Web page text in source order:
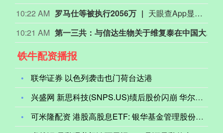
10:22 AM 罗马仕等被执行2056万
天眼查App显示，近日，深圳罗马仕科技有限公司等新增一则被执行人信息，执行标的2056万余元，执行法院为深圳市福田区人民法院。该公司成立于2012年3月，法定代表人为雷秀容，注册资本600万人民币。
10:21 AM
第一三共：与信达生物关于维复泰在中国大陆达成商业化合作
铁牛配资播报
联华证券 以色列袭击也门荷台达港
兴盛网 新思科技(SNPS.US)绩后股价闪崩 华尔街分析师
可米隆配资 港股高股息ETF: 银华基金管理股份有限公司关于